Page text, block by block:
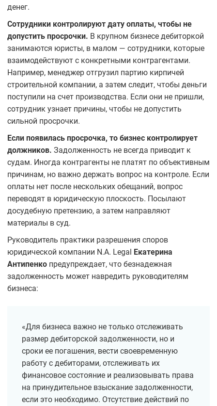
денег.
Сотрудники контролируют дату оплаты, чтобы не
допустить просрочки. В крупном бизнесе дебиторкой
занимаются юристы, в малом — сотрудники, которые
взаимодействуют с конкретными контрагентами.
Например, менеджер отгрузил партию кирпичей
строительной компании, а затем следит, чтобы деньги
поступили на счет производства. Если они не пришли,
сотрудник узнает причины, чтобы не допустить
сильной просрочки.
Если появилась просрочка, то бизнес контролирует
должников. Задолженность не всегда приводит к
судам. Иногда контрагенты не платят по объективным
причинам, но важно держать вопрос на контроле. Если
оплаты нет после нескольких обещаний, вопрос
переводят в юридическую плоскость. Посылают
досудебную претензию, а затем направляют
материалы в суд.
Руководитель практики разрешения споров
юридической компании N.A. Legal Екатерина
Антипенко предупреждает, что безнадежная
задолженность может навредить руководителям
бизнеса:
«Для бизнеса важно не только отслеживать
размер дебиторской задолженности, но и
сроки ее погашения, вести своевременную
работу с дебиторами, отслеживать их
финансовое состояние и реализовывать права
на принудительное взыскание задолженности,
если это необходимо. Отсутствие действий по